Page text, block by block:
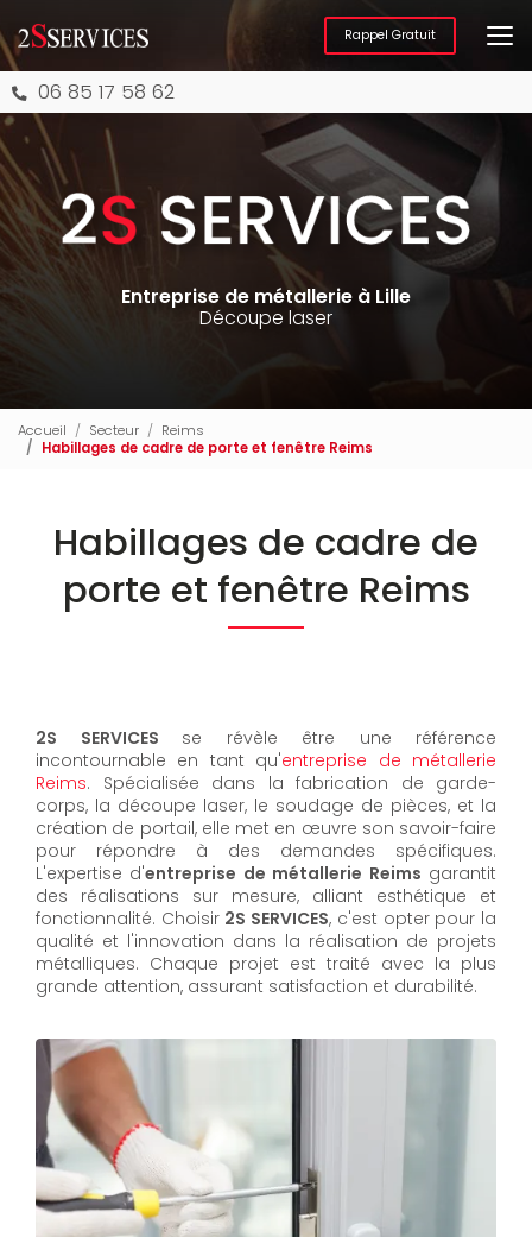
au
contenu
principal06 85 17 58 62
Rappel Gratuit
Entreprise de métallerie à Lille
Découpe laser
Accueil Secteur
Reims
Habillages de cadre de porte et fenêtre Reims
Habillages de cadre de
porte et fenêtre Reims
2S SERVICES se révèle être une référence
incontournable en tant qu'entreprise de métallerie
Reims. Spécialisée dans la fabrication de garde-
corps, la découpe laser, le soudage de pièces, et la
création de portail, elle met en œuvre son savoir-faire
pour répondre à des demandes spécifiques.
L'expertise d'entreprise de métallerie Reims garantit
des réalisations sur mesure, alliant esthétique et
fonctionnalité. Choisir 2S SERVICES, c'est opter pour la
qualité et l'innovation dans la réalisation de projets
métalliques. Chaque projet est traité avec la plus
grande attention, assurant satisfaction et durabilité.